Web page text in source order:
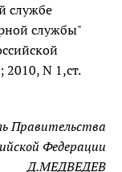
службе
службы"
2010, N 1,ст.
Правительства
Федерации
Д.МЕДВЕДЕВ